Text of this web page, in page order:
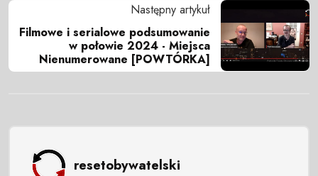
Następny artykuł
Filmowe i serialowe podsumowanie
w połowie 2024 - Miejsca
Nienumerowane [POWTÓRKA]
resetobywatelski